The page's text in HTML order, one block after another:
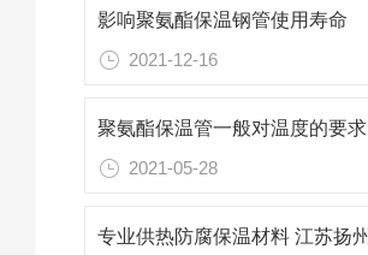
影响聚氨酯保温钢管使用寿命
2021-12-16
聚氨酯保温管一般对温度的要求
2021-05-28